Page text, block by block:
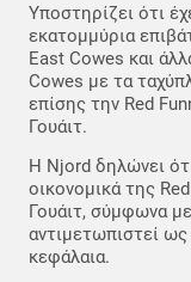
Υποστηρίζει ότι
εκατομμύρια
East Cowes και
Cowes με τα
επίσης την Red
Γουάιτ.
Η Njord δηλώνει
οικονομικά της
Γουάιτ, σύμφωνα
αντιμετωπιστεί
κεφάλαια.